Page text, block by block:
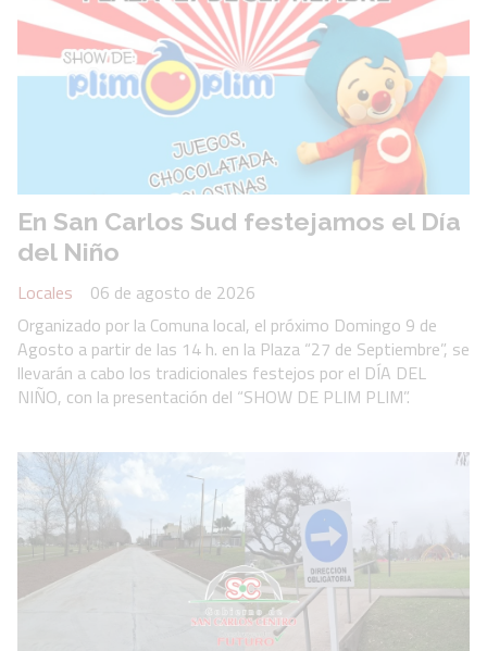
En San Carlos Sud festejamos el Día
del Niño
Locales
06 de agosto de 2026
Organizado por la Comuna local, el próximo Domingo 9 de
Agosto a partir de las 14 h. en la Plaza “27 de Septiembre”, se
llevarán a cabo los tradicionales festejos por el DÍA DEL
NIÑO, con la presentación del “SHOW DE PLIM PLIM”.